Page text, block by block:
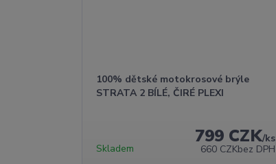
100% dětské motokrosové brýle
STRATA 2 BÍLÉ, ČIRÉ PLEXI
799 CZK/ks
660 CZKbez DPH
Skladem